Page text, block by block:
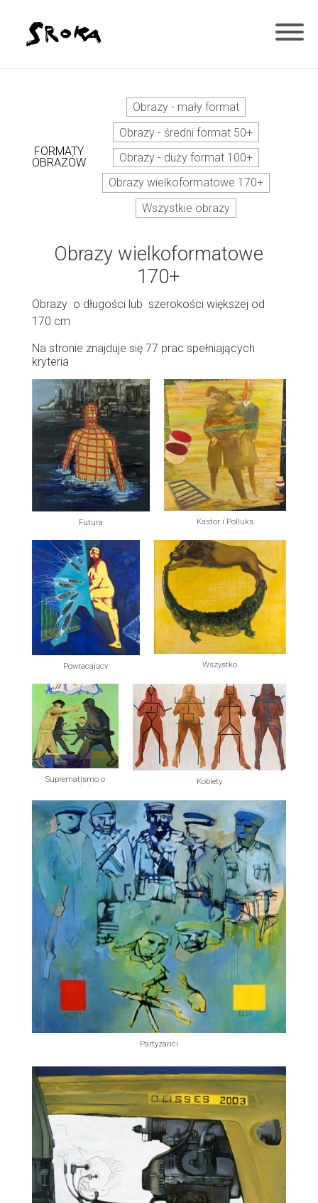
FORMATY
OBRAZÓW
Obrazy - mały format
Obrazy - średni format 50+
Obrazy - duży format 100+
Obrazy wielkoformatowe 170+
Wszystkie obrazy
Obrazy wielkoformatowe
170+
Obrazy o długości lub szerokości większej od
170 cm
Na stronie znajduje się 77 prac spełniających
kryteria
Futura Kastor i Polluks
Powracający Wszystko
Suprematismo o
muerte !
Kobiety
Partyzanci